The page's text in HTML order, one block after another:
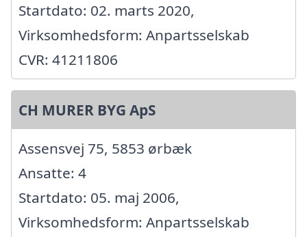
Startdato: 02. marts 2020,
Virksomhedsform: Anpartsselskab
CVR: 41211806
CH MURER BYG ApS
Assensvej 75, 5853 ørbæk
Ansatte: 4
Startdato: 05. maj 2006,
Virksomhedsform: Anpartsselskab